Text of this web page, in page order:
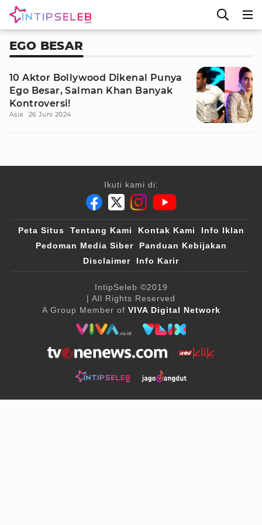
EGO BESAR
10 Aktor Bollywood Dikenal Punya
Ego Besar, Salman Khan Banyak
Kontroversi!
Asia 26 Juni 2024
Ikuti kami di:
Peta Situs Tentang Kami Kontak Kami
Info Iklan
Pedoman Media Siber
Panduan Kebijakan
Disclaimer
Info Karir
IntipSeleb ©2019
| All Rights Reserved
A Group Member of VIVA Digital Network